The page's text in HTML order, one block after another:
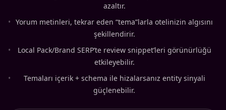
azaltır.
• Yorum metinleri, tekrar eden “tema”larla otelinizin algısını
şekillendirir.
•
Local Pack/Brand SERP’te review snippet’leri görünürlüğü
etkileyebilir.
•
Temaları içerik + schema ile hizalarsanız entity sinyali
güçlenebilir.